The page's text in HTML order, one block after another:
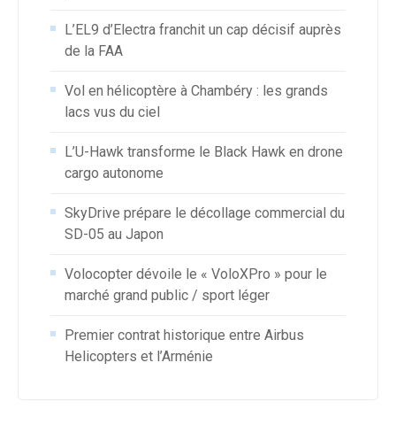
L’EL9 d’Electra franchit un cap décisif auprès
de la FAA
Vol en hélicoptère à Chambéry : les grands
lacs vus du ciel
L’U-Hawk transforme le Black Hawk en drone
cargo autonome
SkyDrive prépare le décollage commercial du
SD-05 au Japon
Volocopter dévoile le « VoloXPro » pour le
marché grand public / sport léger
Premier contrat historique entre Airbus
Helicopters et l’Arménie